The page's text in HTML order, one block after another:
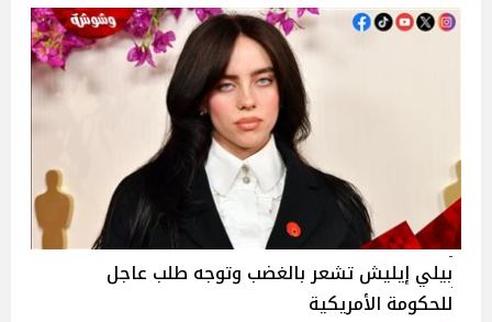
بيلي إيليش تشعر بالغضب وتوجه طلب عاجل
للحكومة الأمريكية